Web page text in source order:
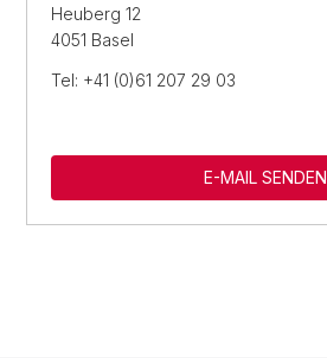
Heuberg 12
4051 Basel
Tel: +41 (0)61 207 29 03
E-MAIL SENDEN